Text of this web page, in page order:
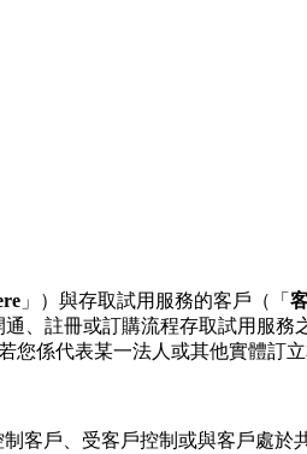
」）與存取試用服務的客戶（「
、註冊或訂購流程存取試用服
您係代表某一法人或其他實體訂
制客戶、受客戶控制或與客戶處